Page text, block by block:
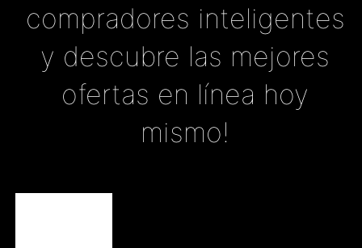
compradores inteligentes
y descubre las mejores
ofertas en línea hoy
mismo!